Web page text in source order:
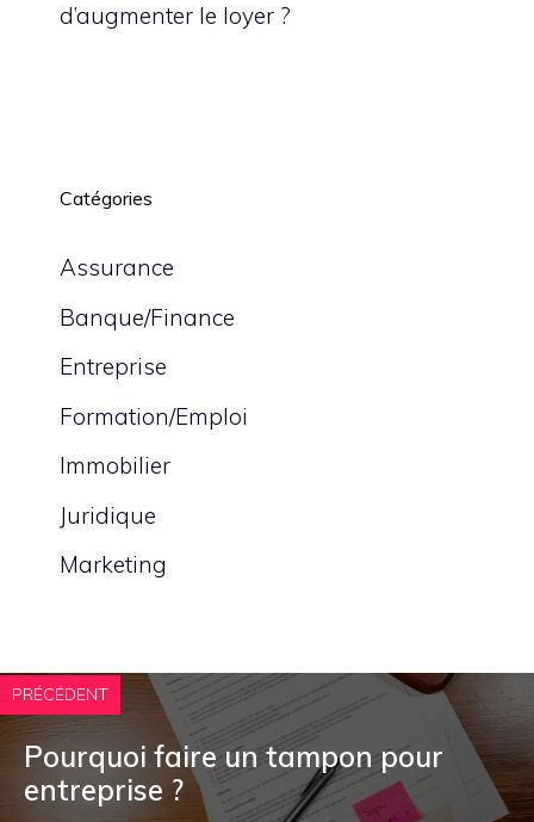
d’augmenter le loyer ?
Catégories
Assurance
Banque/Finance
Entreprise
Formation/Emploi
Immobilier
Juridique
Marketing
PRÉCÉDENT
Pourquoi faire un tampon pour
entreprise ?